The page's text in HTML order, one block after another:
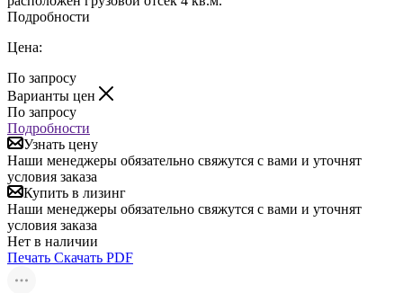
Подробности
Цена:
По запросу
Варианты цен
По запросу
Подробности
Узнать цену
Наши менеджеры обязательно свяжутся с вами и уточнят
условия заказа
Купить в лизинг
Наши менеджеры обязательно свяжутся с вами и уточнят
условия заказа
Нет в наличии
Печать Скачать PDF